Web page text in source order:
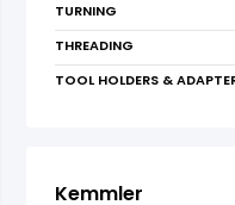
TURNING
THREADING
TOOL HOLDERS &
Kemmler